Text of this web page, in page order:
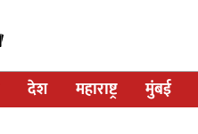
देश महाराष्ट्र मुंबई